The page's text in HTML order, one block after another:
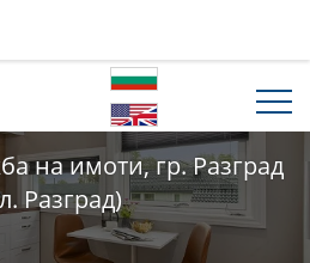
на имоти, гр. Разград
Разград)